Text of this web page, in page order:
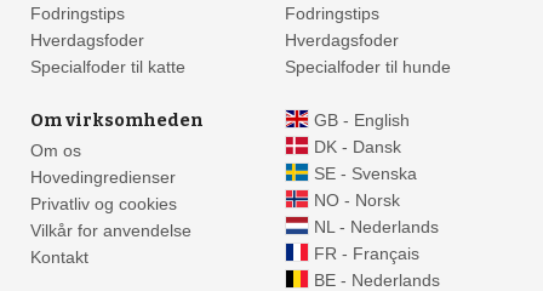
Fodringstips
Hverdagsfoder
Specialfoder til katte
Fodringstips
Hverdagsfoder
Specialfoder til hunde
Om virksomheden
Om os
Hovedingredienser
Privatliv og cookies
Vilkår for anvendelse
Kontakt
GB - English
DK - Dansk
SE - Svenska
NO - Norsk
NL - Nederlands
FR - Français
BE - Nederlands